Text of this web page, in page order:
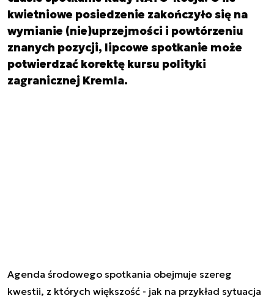
kwietniowe posiedzenie zakończyło się na
wymianie (nie)uprzejmości i powtórzeniu
znanych pozycji, lipcowe spotkanie może
potwierdzać korektę kursu polityki
zagranicznej Kremla.
Agenda środowego spotkania obejmuje szereg
kwestii, z których większość - jak na przykład sytuacja